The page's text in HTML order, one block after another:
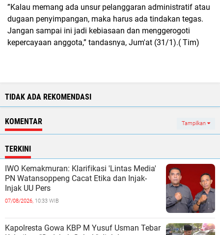
”Kalau memang ada unsur pelanggaran administratif atau
dugaan penyimpangan, maka harus ada tindakan tegas.
Jangan sampai ini jadi kebiasaan dan menggerogoti
kepercayaan anggota,” tandasnya, Jum'at (31/1).( Tim)
TIDAK ADA REKOMENDASI
KOMENTAR Tampilkan
TERKINI
IWO Kemakmuran: Klarifikasi 'Lintas Media'
PN Watansoppeng Cacat Etika dan Injak-
Injak UU Pers
07/08/2026, 10:33 WIB
Kapolresta Gowa KBP M Yusuf Usman Tebar